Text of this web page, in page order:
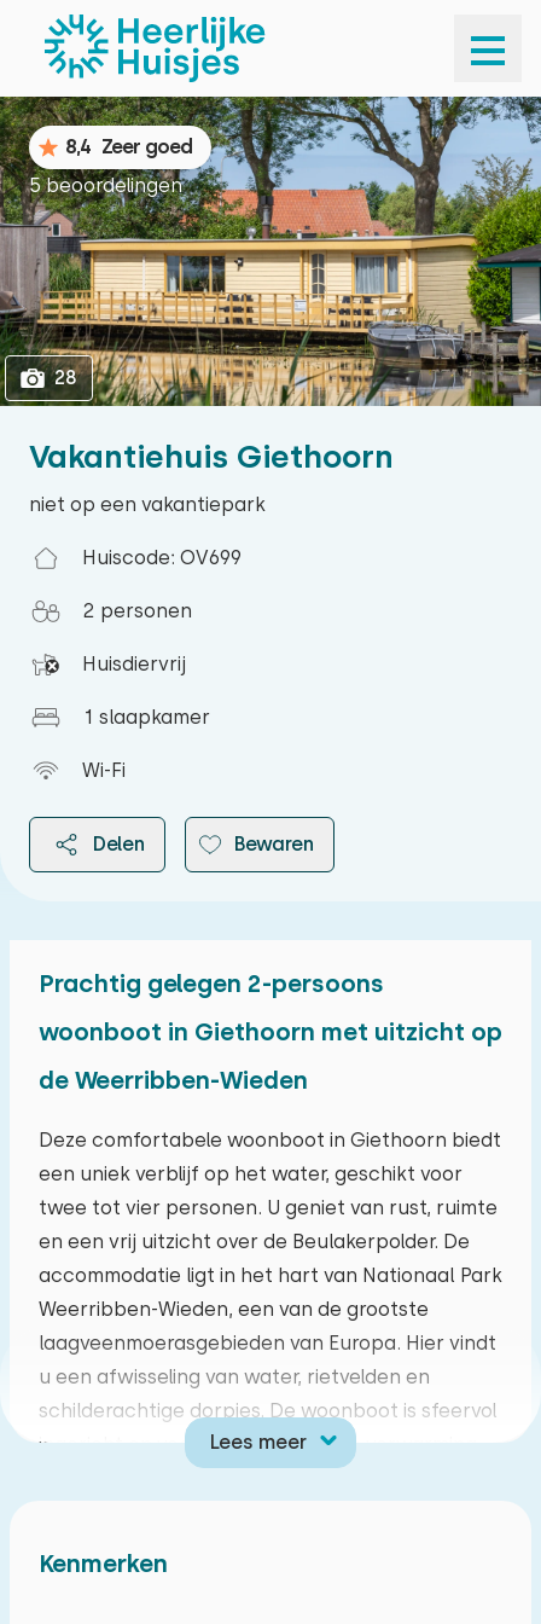
1
Vakantiehuis Giethoorn
niet op een vakantiepark
Huiscode: OV699
2 personen
Huisdiervrij
1 slaapkamer
Wi-Fi
Delen Bewaren
8,4 Zeer goed
5 beoordelingen
28
Prachtig gelegen 2-persoons
woonboot in Giethoorn met uitzicht op
de Weerribben-Wieden
Deze comfortabele woonboot in Giethoorn biedt
een uniek verblijf op het water, geschikt voor
twee tot vier personen. U geniet van rust, ruimte
en een vrij uitzicht over de Beulakerpolder. De
accommodatie ligt in het hart van Nationaal Park
Weerribben-Wieden, een van de grootste
laagveenmoerasgebieden van Europa. Hier vindt
u een afwisseling van water, rietvelden en
schilderachtige dorpjes. De woonboot is sfeervol
ingericht en voorzien van centrale verwarming,
vijf minuten fietsen ligt het bekende Giethoorn.
Lees meer
augustus 2026
ma di wo do vr za zo
27 28 29 30 31 01 02
03 04 05 06 07 08 09
10 11 12 13 14 15
17 18 19 20 21 22
Kenmerken